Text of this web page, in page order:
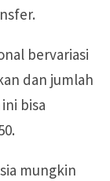
bervariasi
dan jumlah
bisa
mungkin